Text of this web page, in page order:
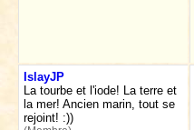
IslayJP
La tourbe et l'iode! La terre et
la mer! Ancien marin, tout se
rejoint! :))